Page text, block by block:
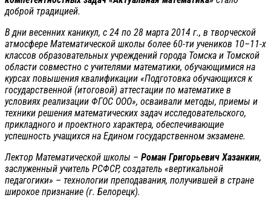
доброй традицией.
В дни весенних каникул, с 24 по 28 марта 2014 г., в творческой
атмосфере Математической школы более 60-ти учеников 10–11-х
классов образовательных учреждений города Томска и Томской
области совместно с учителями математики, обучающимися на
курсах повышения квалификации «Подготовка обучающихся к
государственной (итоговой) аттестации по математике в
условиях реализации ФГОС ООО», осваивали методы, приемы и
техники решения математических задач исследовательского,
прикладного и проектного характера, обеспечивающие
успешность учащихся на Едином государственном экзамене.
Лектор Математической школы – Роман Григорьевич Хазанкин,
заслуженный учитель РСФСР, создатель «вертикальной
педагогики» – технологии преподавания, получившей в стране
широкое признание (г. Белорецк).